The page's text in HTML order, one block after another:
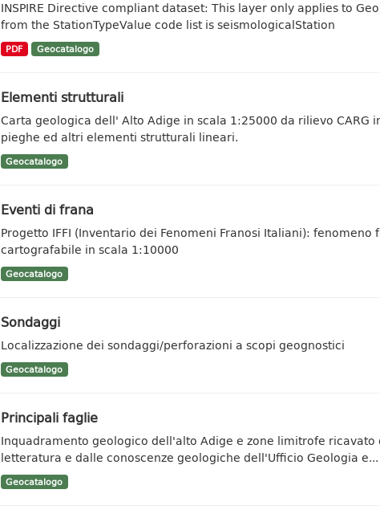
INSPIRE Directive compliant dataset: This layer only applies to
from the StationTypeValue code list is seismologicalStation
PDF Geocatalogo
Elementi strutturali
Carta geologica dell' Alto Adige in scala 1:25000 da rilievo CARG
pieghe ed altri elementi strutturali lineari.
Geocatalogo
Eventi di frana
Progetto IFFI (Inventario dei Fenomeni Franosi Italiani):
cartografabile in scala 1:10000
Geocatalogo
Sondaggi
Localizzazione dei sondaggi/perforazioni a scopi geognostici
Geocatalogo
Principali faglie
Inquadramento geologico dell'alto Adige e zone limitrofe ricavato
letteratura e dalle conoscenze geologiche dell'Ufficio Geologia e...
Geocatalogo